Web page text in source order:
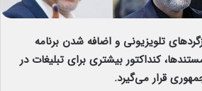
تلویزیونی و اضافه شدن برنامه
کنداکتور بیشتری برای تبلیغات در
قرار می‌‌گیرد.